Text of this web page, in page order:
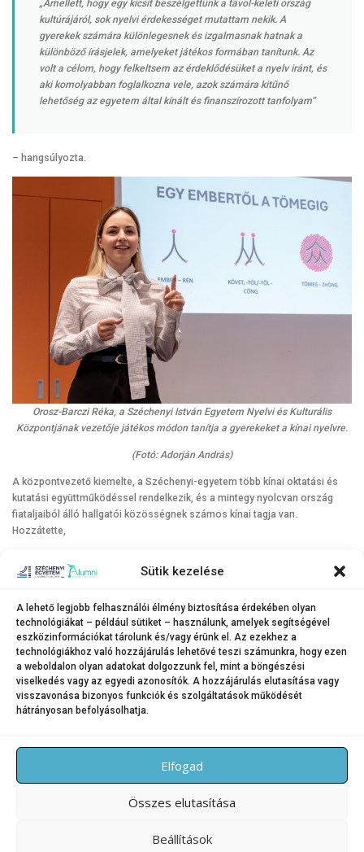
Sütik kezelése
A lehető legjobb felhasználói élmény biztosítása érdekében olyan
technológiákat – például sütiket – használunk, amelyek segítségével
eszközinformációkat tárolunk és/vagy érünk el. Az ezekhez a
technológiákhoz való hozzájárulás lehetővé teszi számunkra, hogy ezen
a weboldalon olyan adatokat dolgozzunk fel, mint a böngészési
viselkedés vagy az egyedi azonosítók. A hozzájárulás elutasítása vagy
visszavonása bizonyos funkciók és szolgáltatások működését
hátrányosan befolyásolhatja.
Elfogad
Összes elutasítása
Beállítások
„Amellett, hogy egy kicsit beszélgettünk a távol-keleti ország
kultúrájáról, sok nyelvi érdekességet mutattam nekik. A
gyerekek számára különlegesnek és izgalmasnak hatnak a
különböző írásjelek, amelyeket játékos formában tanítunk. Az
volt a célom, hogy felkeltsem az érdeklődésüket a nyelv iránt, és
aki komolyabban foglalkozna vele, azok számára kitűnő
lehetőség az egyetem által kínált és finanszírozott tanfolyam”
– hangsúlyozta.
Orosz-Barczi Réka, a Széchenyi István Egyetem Nyelvi és Kulturális
Központjának vezetője játékos módon tanítja a gyerekeket a kínai nyelvre.
(Fotó: Adorján András)
A központvezető kiemelte, a Széchenyi-egyetem több kínai oktatási és
kutatási együttműködéssel rendelkezik, és a mintegy nyolcvan ország
fiataljaiból álló hallgatói közösségnek számos kínai tagja van.
Hozzátette,
országokból érkezett hallgatók is érdeklődnek, emellett az
intézmény széles körű programkínálata lehetőséget nyújt arra
is, hogy a fiatalok megismerjék egymás kultúráját, szokásait.
KATEGÓRIA:HÍREK